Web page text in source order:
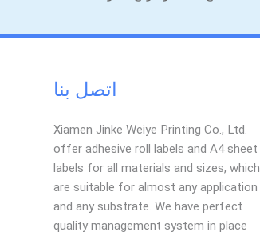
اتصل بنا
Xiamen Jinke Weiye Printing Co., Ltd.
offer adhesive roll labels and A4 sheet
labels for all materials and sizes, which
are suitable for almost any application
and any substrate. We have perfect
quality management system in place